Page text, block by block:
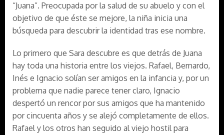
“Juana”. Preocupada por la salud de su abuelo y con el
objetivo de que éste se mejore, la niña inicia una
búsqueda para descubrir la identidad tras ese nombre.
Lo primero que Sara descubre es que detrás de Juana
hay toda una historia entre los viejos. Rafael, Bernardo,
Inés e Ignacio solían ser amigos en la infancia y, por un
problema que nadie parece tener claro, Ignacio
despertó un rencor por sus amigos que ha mantenido
por cincuenta años y se alejó completamente de ellos.
Rafael y los otros han seguido al viejo hostil para